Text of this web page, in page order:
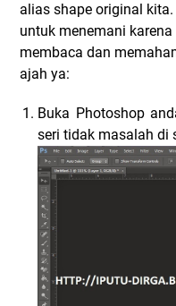
alias shape original
untuk menemani
membaca dan
ajah ya:
Buka Photoshop
seri tidak masalah di